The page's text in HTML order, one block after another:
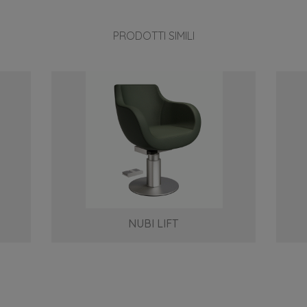
PRODOTTI SIMILI
NUBI LIFT